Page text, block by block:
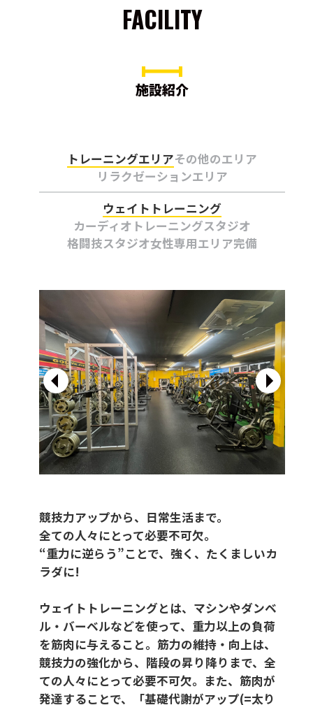
FACILITY
施設紹介
トレーニングエリアその他のエリア
リラクゼーションエリア
ウェイトトレーニング
カーディオトレーニングスタジオ
格闘技スタジオ女性専用エリア完備
競技力アップから、日常生活まで。
全ての人々にとって必要不可欠。
“重力に逆らう”ことで、強く、たくましいカ
ラダに!
ウェイトトレーニングとは、マシンやダンベ
ル・バーベルなどを使って、重力以上の負荷
を筋肉に与えること。筋力の維持・向上は、
競技力の強化から、階段の昇り降りまで、全
ての人々にとって必要不可欠。また、筋肉が
発達することで、「基礎代謝がアップ(=太り